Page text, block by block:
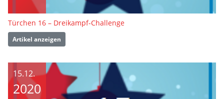
Türchen 16 – Dreikampf-Challenge
Artikel anzeigen
15.12.
2020